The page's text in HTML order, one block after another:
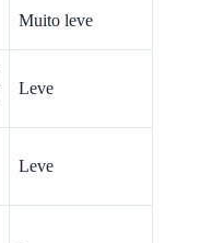
Muito leve
Leve
Leve